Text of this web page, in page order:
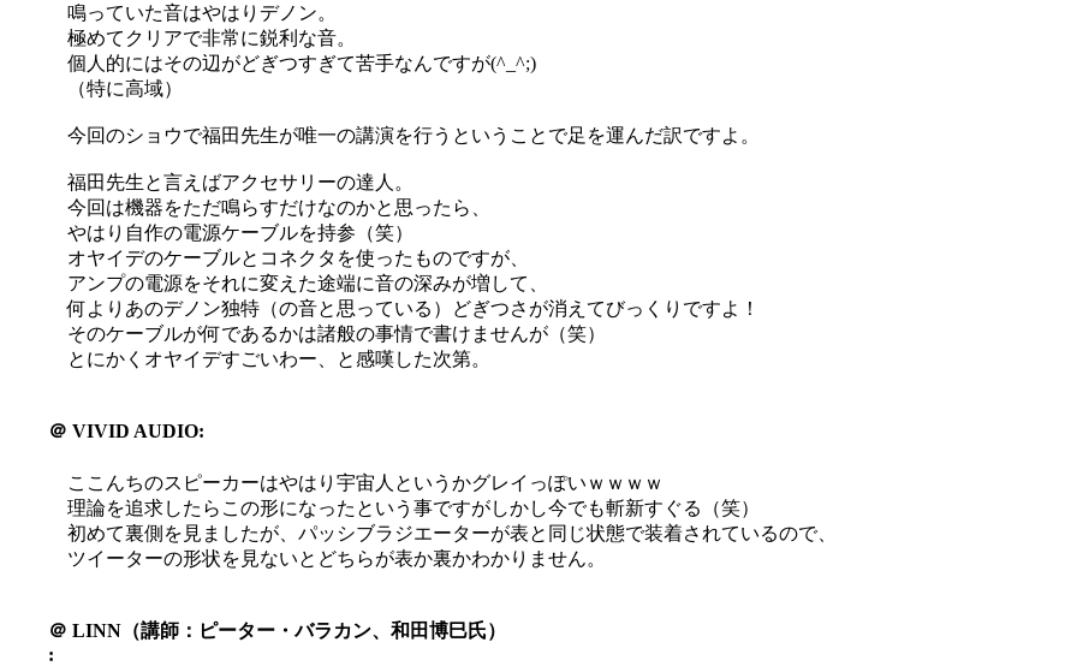
鳴っていた音はやはりデノン。
極めてクリアで非常に鋭利な音。
個人的にはその辺がどぎつすぎて苦手なんですが(^_^;)
（特に高域）
今回のショウで福田先生が唯一の講演を行うということで足を運んだ訳ですよ。
福田先生と言えばアクセサリーの達人。
今回は機器をただ鳴らすだけなのかと思ったら、
やはり自作の電源ケーブルを持参（笑）
オヤイデのケーブルとコネクタを使ったものですが、
アンプの電源をそれに変えた途端に音の深みが増して、
何よりあのデノン独特（の音と思っている）どぎつさが消えてびっくりですよ！
そのケーブルが何であるかは諸般の事情で書けませんが（笑）
とにかくオヤイデすごいわー、と感嘆した次第。
＠ VIVID AUDIO:
ここんちのスピーカーはやはり宇宙人というかグレイっぽいｗｗｗｗ
理論を追求したらこの形になったという事ですがしかし今でも斬新すぐる（笑）
初めて裏側を見ましたが、パッシブラジエーターが表と同じ状態で装着されているので、
ツイーターの形状を見ないとどちらが表か裏かわかりません。
＠ LINN（講師：ピーター・バラカン、和田博巳氏）
: